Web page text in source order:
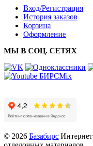
Вход/Регистрация
История заказов
Корзина
Оформление
МЫ В СОЦ. СЕТЯХ
© 2026 Базабирс